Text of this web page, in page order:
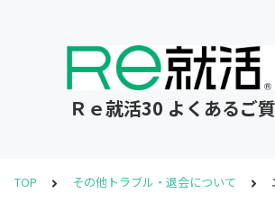
Ｒｅ就活30 よくあるご
TOP その他トラブル・退会について